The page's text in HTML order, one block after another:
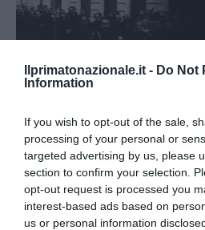
Ilprimatonazionale.it - Do Not
Information
If you wish to opt-out of the sale,
processing of your personal or
targeted advertising by us, please
section to confirm your selection.
opt-out request is processed you
interest-based ads based on
us or personal information
Bonaccini e il mito delle
l’antifascismo
6 Agosto